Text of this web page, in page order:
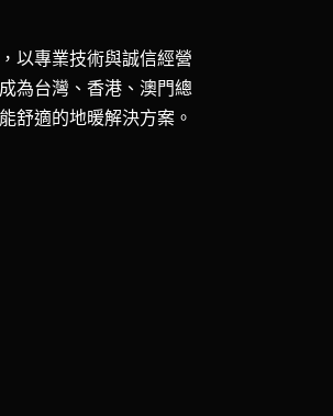
以專業技術與誠信經營
為台灣、香港、澳門總
舒適的地暖解決方案。